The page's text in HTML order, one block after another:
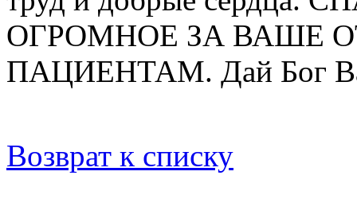
ОГРОМНОЕ ЗА ВАШЕ
ПАЦИЕНТАМ. Дай Бог
Возврат к списку